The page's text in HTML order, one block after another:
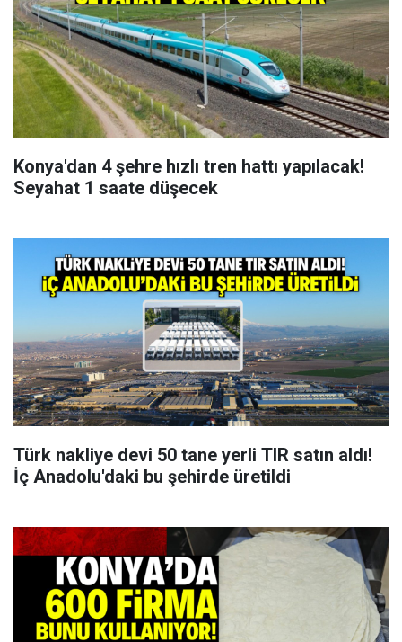
Konya'dan 4 şehre hızlı tren hattı yapılacak!
Seyahat 1 saate düşecek
Türk nakliye devi 50 tane yerli TIR satın aldı!
İç Anadolu'daki bu şehirde üretildi